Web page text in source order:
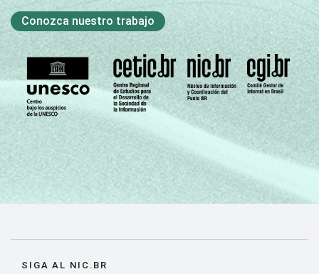
Conozca nuestro trabajo
SIGA AL NIC.BR